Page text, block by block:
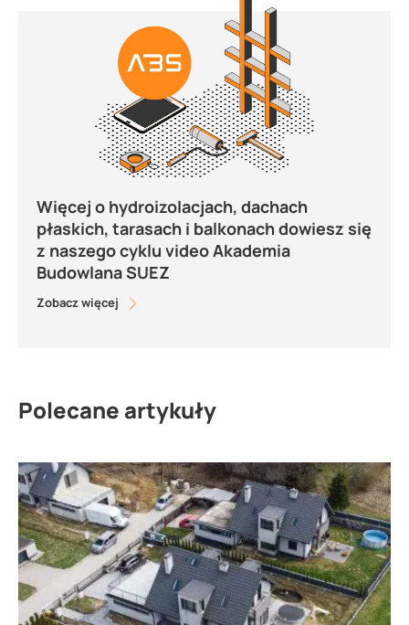
Więcej o hydroizolacjach, dachach
płaskich, tarasach i balkonach dowiesz się
z naszego cyklu video Akademia
Budowlana SUEZ
Zobacz więcej
Polecane artykuły